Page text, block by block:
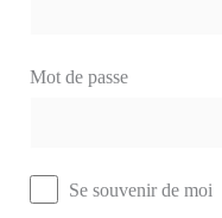
Mot de passe
Se souvenir de moi